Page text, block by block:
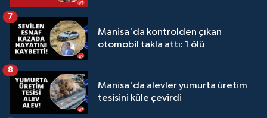
Manisa'da kontrolden çıkan
otomobil takla attı: 1 ölü
7
Manisa'da alevler yumurta üretim
tesisini küle çevirdi
8